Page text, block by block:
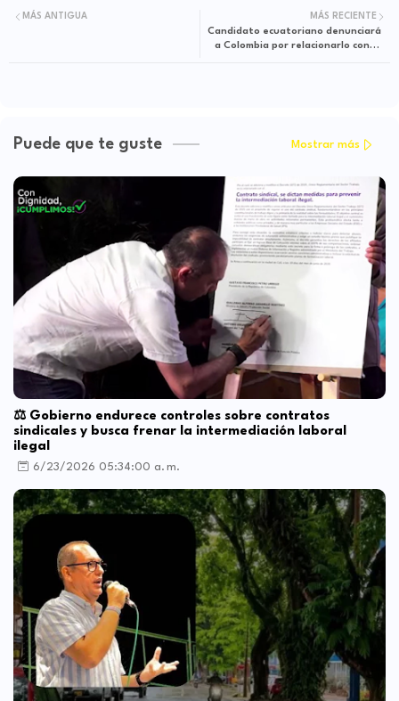
MÁS RECIENTE
Candidato ecuatoriano denunciará
a Colombia por relacionarlo con el
MÁS ANTIGUA
Puede que te guste Mostrar más
⚖️ Gobierno endurece controles sobre contratos
sindicales y busca frenar la intermediación laboral
ilegal
6/23/2026 05:34:00 a. m.